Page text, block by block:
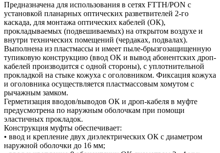
Предназначена для использования в сетях FTTH/PON с
установкой планарных оптических разветвителей 2-го
каскада, для монтажа оптических кабелей (ОК),
прокладываемых (подвешиваемых) на открытом воздухе и
внутри технических помещений (чердаках, подвалах).
Выполнена из пластмассы и имеет пыле-брызгозащищенную
тупиковую конструкцию (ввод ОК и вывод абонентских дроп-
кабелей производится с одной стороны), с уплотнительной
прокладкой на стыке кожуха с оголовником. Фиксация кожуха
и оголовника осуществляется пластмассовым хомутом с
рычажным замком.
Герметизация вводов/выводов ОК и дроп-кабеля в муфте
предусмотрена по наружным оболочкам при помощи
эластичных прокладок.
Конструкция муфты обеспечивает:
• ввод и крепление двух диэлектрических ОК с диаметром
наружной оболочки до 16 мм;